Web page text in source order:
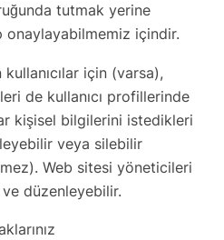
tutmak yerine
onaylayabilmemiz içindir.
için (varsa),
de kullanıcı profillerinde
kişisel bilgilerini istedikleri
veya silebilir
Web sitesi yöneticileri
düzenleyebilir.